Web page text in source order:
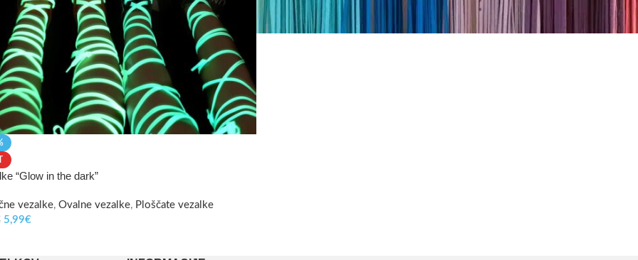
“Glow in the dark”
vezalke, Ovalne vezalke, Ploščate vezalke
5,99€